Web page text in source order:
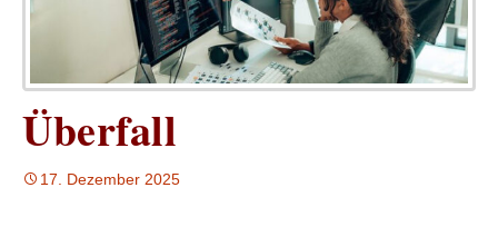
Überfall
17. Dezember 2025